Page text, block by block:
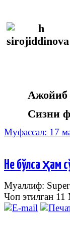
Ажойиб
Сизни
Муфассал: 17
Не бўлса ҳам
Муаллиф:
Чоп этилган